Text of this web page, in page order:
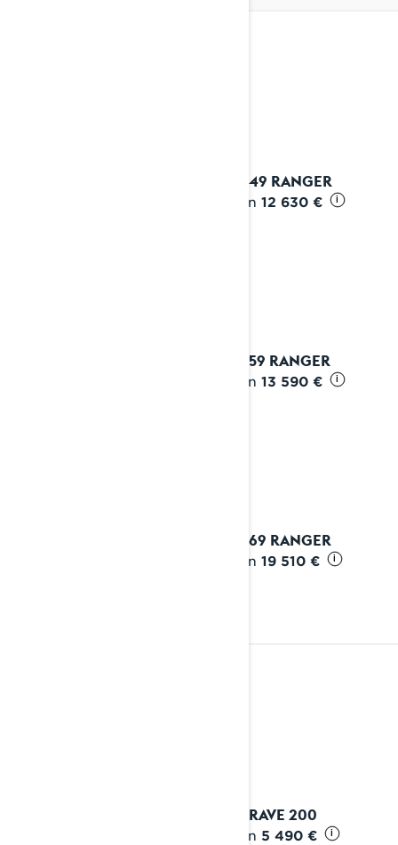
2027 49 RANGER
Alkaen 12 630 € i
2027 59 RANGER
Alkaen 13 590 € i
2027 69 RANGER
Alkaen 19 510 € i
2027 RAVE 200
Alkaen 5 490 € i